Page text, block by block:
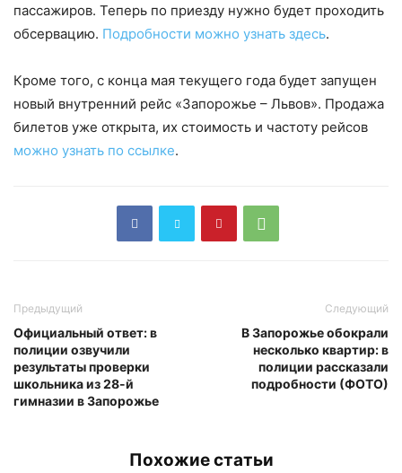
пассажиров. Теперь по приезду нужно будет проходить
обсервацию. Подробности можно узнать здесь.
Кроме того, с конца мая текущего года будет запущен
новый внутренний рейс «Запорожье – Львов». Продажа
билетов уже открыта, их стоимость и частоту рейсов
можно узнать по ссылке.
Предыдущий
Официальный ответ: в
полиции озвучили
результаты проверки
школьника из 28-й
гимназии в Запорожье
Следующий
В Запорожье обокрали
несколько квартир: в
полиции рассказали
подробности (ФОТО)
Похожие статьи